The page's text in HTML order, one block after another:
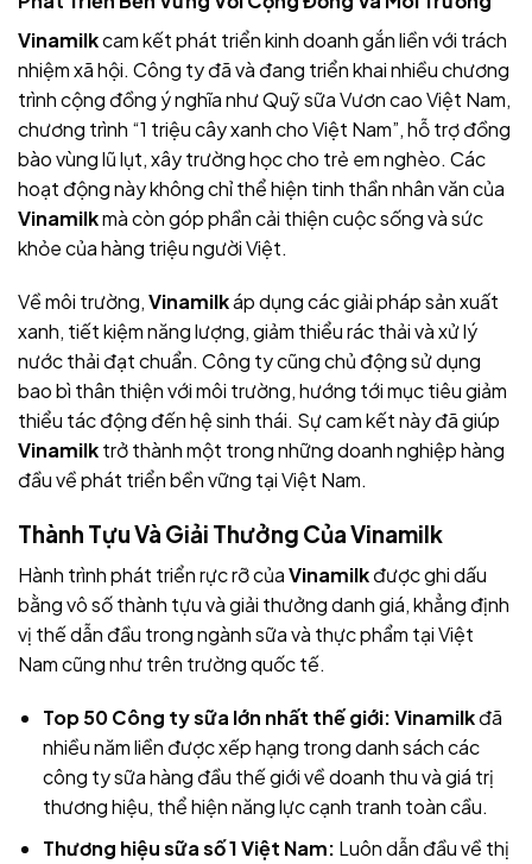
Vinamilkcam kết phát triển kinh doanh gắn liền với trách
nhiệm xã hội. Công ty đã và đang triển khai nhiều chương
trình cộng đồng ý nghĩa như Quỹ sữa Vươn cao Việt Nam,
chương trình “1 triệu cây xanh cho Việt Nam”, hỗ trợ đồng
bào vùng lũ lụt, xây trường học cho trẻ em nghèo. Các
hoạt động này không chỉ thể hiện tinh thần nhân văn của
Vinamilkmà còn góp phần cải thiện cuộc sống và sức
khỏe của hàng triệu người Việt.
Về môi trường,Vinamilkáp dụng các giải pháp sản xuất
xanh, tiết kiệm năng lượng, giảm thiểu rác thải và xử lý
nước thải đạt chuẩn. Công ty cũng chủ động sử dụng
bao bì thân thiện với môi trường, hướng tới mục tiêu giảm
thiểu tác động đến hệ sinh thái. Sự cam kết này đã giúp
Vinamilktrở thành một trong những doanh nghiệp hàng
đầu về phát triển bền vững tại Việt Nam.
Thành Tựu Và Giải Thưởng Của Vinamilk
Hành trình phát triển rực rỡ củaVinamilkđược ghi dấu
bằng vô số thành tựu và giải thưởng danh giá, khẳng định
vị thế dẫn đầu trong ngành sữa và thực phẩm tại Việt
Nam cũng như trên trường quốc tế.
Top 50 Công ty sữa lớn nhất thế giới:Vinamilkđã
nhiều năm liền được xếp hạng trong danh sách các
công ty sữa hàng đầu thế giới về doanh thu và giá trị
thương hiệu, thể hiện năng lực cạnh tranh toàn cầu.
Thương hiệu sữa số 1 Việt Nam: Luôn dẫn đầu về thị